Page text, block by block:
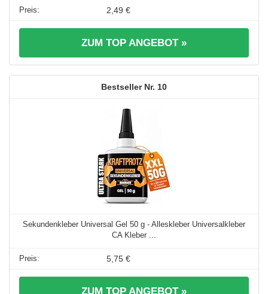
2,49 €
ZUM TOP ANGEBOT »
10
Sekundenkleber Universal Gel 50 g - Alleskleber Universalkleber
CA Kleber ...
5,75 €
ZUM TOP ANGEBOT »